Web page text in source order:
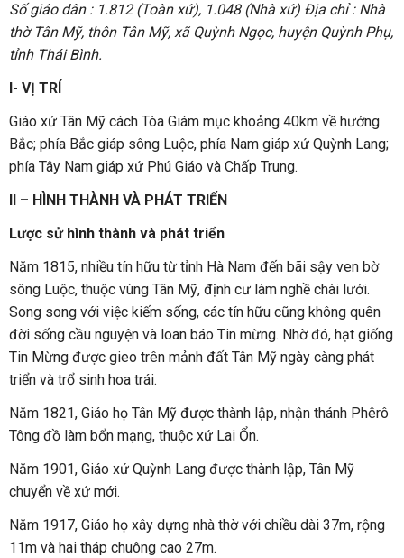
Số giáo dân : 1.812 (Toàn xứ), 1.048 (Nhà xứ) Địa chỉ : Nhà
thờ Tân Mỹ, thôn Tân Mỹ, xã Quỳnh Ngọc, huyện Quỳnh Phụ,
tỉnh Thái Bình.
I- VỊ TRÍ
Giáo xứ Tân Mỹ cách Tòa Giám mục khoảng 40km về hướng
Bắc; phía Bắc giáp sông Luộc, phía Nam giáp xứ Quỳnh Lang;
phía Tây Nam giáp xứ Phú Giáo và Chấp Trung.
II – HÌNH THÀNH VÀ PHÁT TRIỂN
Lược sử hình thành và phát triển
Năm 1815, nhiều tín hữu từ tỉnh Hà Nam đến bãi sậy ven bờ
sông Luộc, thuộc vùng Tân Mỹ, định cư làm nghề chài lưới.
Song song với việc kiếm sống, các tín hữu cũng không quên
đời sống cầu nguyện và loan báo Tin mừng. Nhờ đó, hạt giống
Tin Mừng được gieo trên mảnh đất Tân Mỹ ngày càng phát
triển và trổ sinh hoa trái.
Năm 1821, Giáo họ Tân Mỹ được thành lập, nhận thánh Phêrô
Tông đồ làm bổn mạng, thuộc xứ Lai Ổn.
Năm 1901, Giáo xứ Quỳnh Lang được thành lập, Tân Mỹ
chuyển về xứ mới.
Năm 1917, Giáo họ xây dựng nhà thờ với chiều dài 37m, rộng
11m và hai tháp chuông cao 27m.